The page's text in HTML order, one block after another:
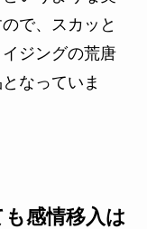
で、 スカッと
ジングの荒唐
となっていま
感情移入は